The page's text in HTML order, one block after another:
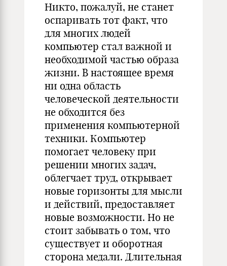
Никто, пожалуй, не станет
оспаривать тот факт, что
для многих людей
компьютер стал важной и
необходимой частью образа
жизни. В настоящее время
ни одна область
человеческой деятельности
не обходится без
применения компьютерной
техники. Компьютер
помогает человеку при
решении многих задач,
облегчает труд, открывает
новые горизонты для мысли
и действий, предоставляет
новые возможности. Но не
стоит забывать о том, что
существует и оборотная
сторона медали. Длительная